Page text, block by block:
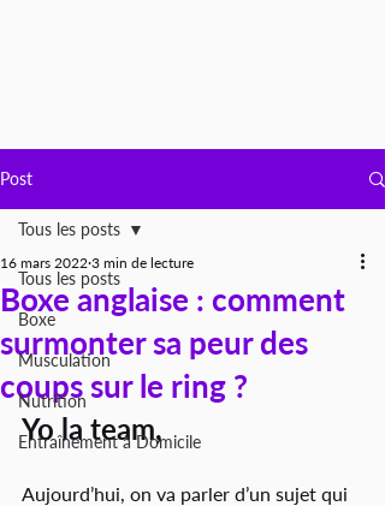
Post
Tous les posts
Boxe
Musculation
Nutrition
Entraînement à Domicile
Tous les posts
Boxe anglaise : comment
surmonter sa peur des
coups sur le ring ?
16 mars 2022 3 min de lecture
Yo la team,
Aujourd’hui, on va parler d’un sujet qui